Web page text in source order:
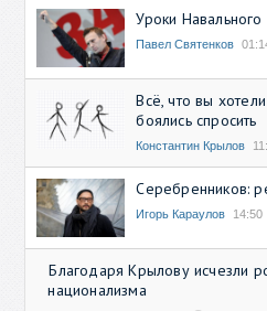
Уроки Навального
Павел Святенков
Всё, что вы
боялись спросить
Константин Крылов
Серебренников:
Игорь Караулов 14:50
Благодаря Крылову исчезли
национализма